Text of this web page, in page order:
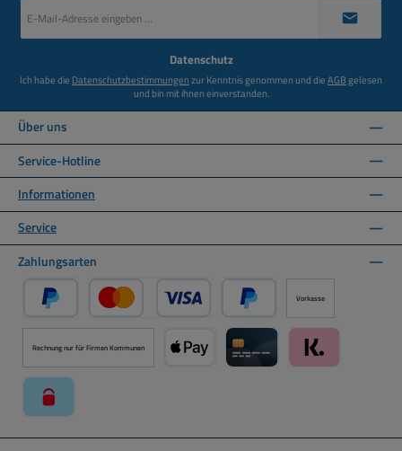
Mail-
Datenschutz
Ich habe die Datenschutzbestimmungenzur Kenntnis genommen und dieAGBgelesen
und bin mit ihnen einverstanden.
Über uns
Service-Hotline
Informationen
Service
Zahlungsarten
PayPal Kredit- oder Debitkarte über PayPal
Später Bezahlen über PayPal
Vorkasse
Rechnung nur für Firmen Kommunen